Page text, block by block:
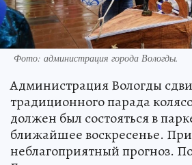
Фото: администрация города Вологды.
Администрация Вологды
традиционного парада
должен был состояться в
ближайшее воскресенье.
неблагоприятный прогноз.